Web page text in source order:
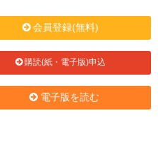
会員登録(無料)
購読(紙・電子版)申込
電子版を読む